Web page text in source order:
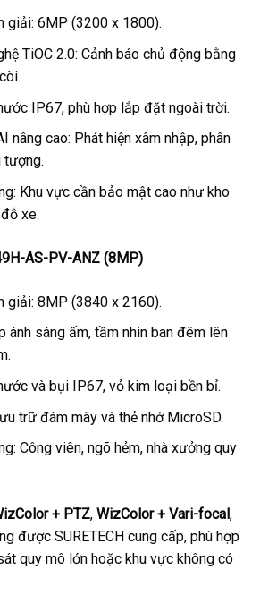
giải: 6MP (3200 x 1800).
TiOC 2.0: Cảnh báo chủ động bằng
IP67, phù hợp lắp đặt ngoài trời.
nâng cao: Phát hiện xâm nhập, phân
tượng.
Khu vực cần bảo mật cao như kho
xe.
AS-PV-ANZ (8MP)
giải: 8MP (3840 x 2160).
ánh sáng ấm, tầm nhìn ban đêm lên
và bụi IP67, vỏ kim loại bền bỉ.
trữ đám mây và thẻ nhớ MicroSD.
Công viên, ngõ hẻm, nhà xưởng quy
+ PTZ, WizColor + Vari-focal ,
được SURETECH cung cấp, phù hợp
quy mô lớn hoặc khu vực không có